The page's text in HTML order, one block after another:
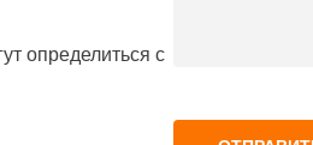
определиться с